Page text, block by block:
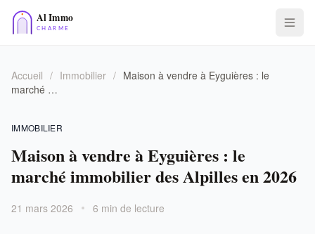
Accueil / Immobilier / Maison à vendre à Eyguières : le
marché …
IMMOBILIER
Maison à vendre à Eyguières : le
marché immobilier des Alpilles en 2026
21 mars 2026 6 min de lecture